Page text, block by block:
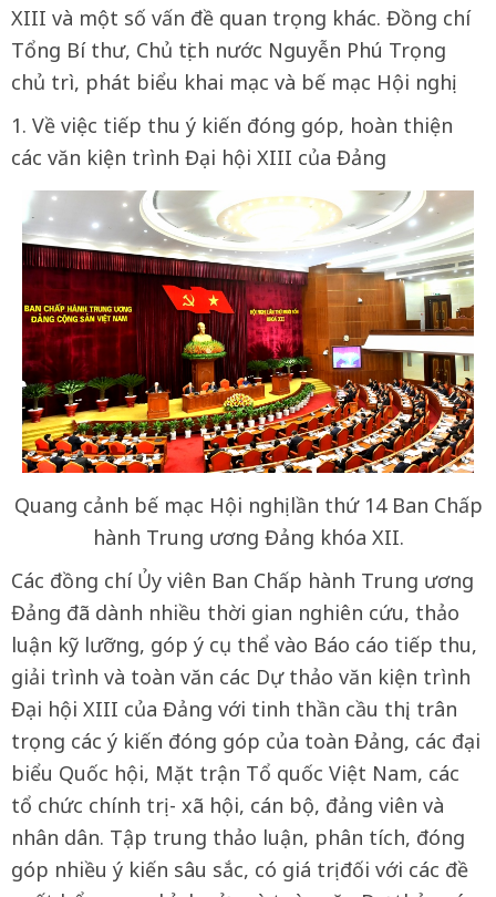
XIII và một số vấn đề quan trọng khác. Đồng chí
Tổng Bí thư, Chủ tịch nước Nguyễn Phú Trọng
chủ trì, phát biểu khai mạc và bế mạc Hội nghị.
1. Về việc tiếp thu ý kiến đóng góp, hoàn thiện
các văn kiện trình Đại hội XIII của Đảng
Quang cảnh bế mạc Hội nghị lần thứ 14 Ban Chấp
hành Trung ương Đảng khóa XII.
Các đồng chí Ủy viên Ban Chấp hành Trung ương
Đảng đã dành nhiều thời gian nghiên cứu, thảo
luận kỹ lưỡng, góp ý cụ thể vào Báo cáo tiếp thu,
giải trình và toàn văn các Dự thảo văn kiện trình
Đại hội XIII của Đảng với tinh thần cầu thị, trân
trọng các ý kiến đóng góp của toàn Đảng, các đại
biểu Quốc hội, Mặt trận Tổ quốc Việt Nam, các
tổ chức chính trị - xã hội, cán bộ, đảng viên và
nhân dân. Tập trung thảo luận, phân tích, đóng
góp nhiều ý kiến sâu sắc, có giá trị đối với các đề